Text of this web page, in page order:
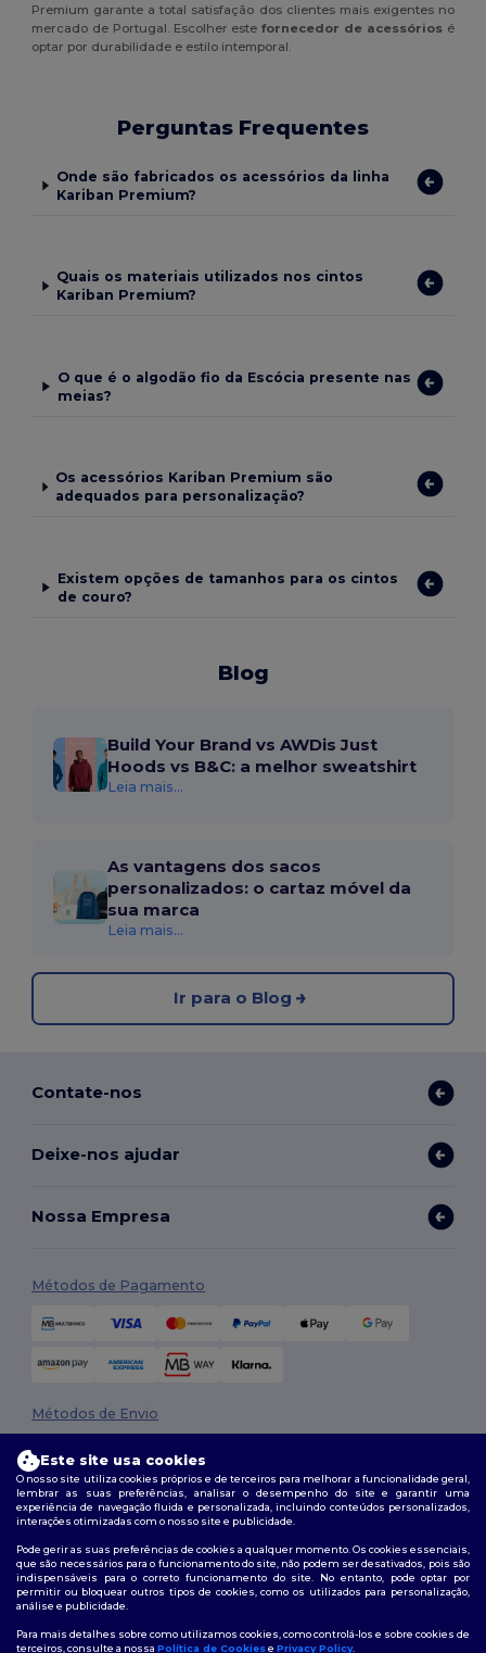
Premium garante a total satisfação dos clientes mais exigentes no
mercado de Portugal. Escolher estefornecedor de acessóriosé
optar por durabilidade e estilo intemporal.
Perguntas Frequentes
Onde são fabricados os acessórios da linha
Kariban Premium?
Quais os materiais utilizados nos cintos
Kariban Premium?
O que é o algodão fio da Escócia presente nas
meias?
Os acessórios Kariban Premium são
adequados para personalização?
Existem opções de tamanhos para os cintos
de couro?
Blog
Build Your Brand vs AWDis Just
Hoods vs B&C: a melhor sweatshirt
Leia mais...
As vantagens dos sacos
personalizados: o cartaz móvel da
sua marca
Leia mais...
Ir para o Blog
Contate-nos
Deixe-nos ajudar
Nossa Empresa
Métodos de Pagamento
Métodos de Envio
Siga-nos
Este site usa cookies
O nosso site utiliza cookies próprios e de terceiros para melhorar a funcionalidade geral,
lembrar as suas preferências, analisar o desempenho do site e garantir uma
experiência de navegação fluida e personalizada, incluindo conteúdos personalizados,
interações otimizadas com o nosso site e publicidade.
Pode gerir as suas preferências de cookies a qualquer momento. Os cookies essenciais,
que são necessários para o funcionamento do site, não podem ser desativados, pois são
indispensáveis para o correto funcionamento do site. No entanto, pode optar por
permitir ou bloquear outros tipos de cookies, como os utilizados para personalização,
análise e publicidade.
Para mais detalhes sobre como utilizamos cookies, como controlá-los e sobre cookies de
terceiros, consulte a nossa Política de Cookiese Privacy Policy.